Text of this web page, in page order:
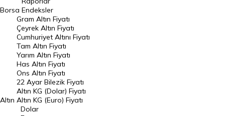
Dünya Borsaları
Raporlar
Endeksler
DÖVİZ
Döviz Kuru
Dolar Kuru
Euro Kuru
Borsa Endeksler
Altın
Gram Altın Fiyatı
Çeyrek Altın Fiyatı
Cumhuriyet Altını Fiyatı
Tam Altın Fiyatı
Yarım Altın Fiyatı
Has Altın Fiyatı
Ons Altın Fiyatı
22 Ayar Bilezik Fiyatı
Altın KG (Dolar) Fiyatı
Altın KG (Euro) Fiyatı
Dolar